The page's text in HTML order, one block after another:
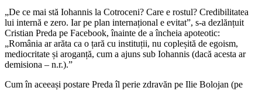
„De ce mai stă Iohannis la Cotroceni? Care e rostul? Credibilitatea
lui internă e zero. Iar pe plan internațional e evitat”, s-a dezlănțuit
Cristian Preda pe Facebook, înainte de a încheia apoteotic:
„România ar arăta ca o țară cu instituții, nu copleșită de egoism,
mediocritate și aroganță, cum a ajuns sub Iohannis (dacă acesta ar
demisiona – n.r.).”
Cum în aceeași postare Preda îl perie zdravăn pe Ilie Bolojan (pe